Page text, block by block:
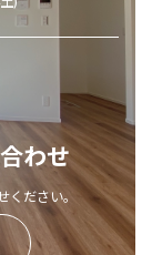
わせ
ださい。